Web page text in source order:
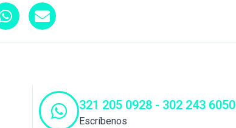
321 205 0928 - 302 243 6050
Escríbenos